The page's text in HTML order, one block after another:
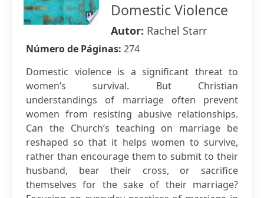
Domestic Violence
Autor: Rachel Starr
Número de Páginas: 274
Domestic violence is a significant threat to
women’s survival. But Christian
understandings of marriage often prevent
women from resisting abusive relationships.
Can the Church’s teaching on marriage be
reshaped so that it helps women to survive,
rather than encourage them to submit to their
husband, bear their cross, or sacrifice
themselves for the sake of their marriage?